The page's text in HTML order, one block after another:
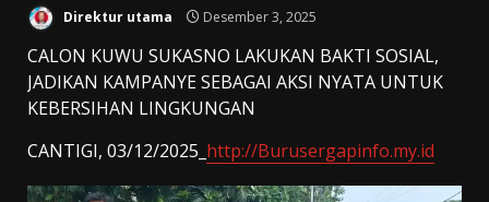
Direktur utama Desember 3, 2025
CALON KUWU SUKASNO LAKUKAN BAKTI SOSIAL,
JADIKAN KAMPANYE SEBAGAI AKSI NYATA UNTUK
KEBERSIHAN LINGKUNGAN
CANTIGI, 03/12/2025_ http://Burusergapinfo.my.id